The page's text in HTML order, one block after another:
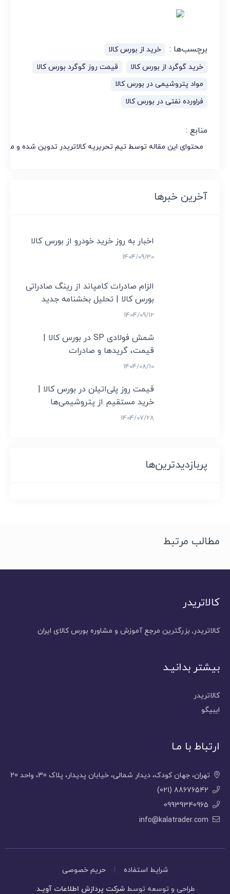
برچسب‌ها :
خرید از بورس کالا
خرید گوگرد از بورس کالا
قیمت روز گوگرد بورس کالا
مواد پتروشیمی در بورس کالا
فراورده نفتی در بورس کالا
منابع :
محتوای این مقاله توسط تیم تحریریه کالاتریدر تدوین شده و
آخرین خبرها
اخبار به روز خرید خودرو از بورس کالا
1404/09/30
تنظیم بازار
1404/09/12
قیمت، گریدها و صادرات
1404/08/10
خرید مستقیم از پتروشیمی‌ها
1404/07/28
پربازدیدترین‌ها
مطالب مرتبط
کالاتریدر
کالاتریدر, بزرگترین مرجع آموزش و مشاوره بورس کالای ایران
بیشتر بدانیـد
کالاتریدر
ایبیگو
ارتباط با مـا
تهران، جهان کودک، دیدار شمالی، خیابان پدیدار، پلاک 30، واحد 20
(021) 88676542
09939340965
info@kalatrader.com
حریم خصوصی
شرایط استفاده
طراحی و توسعه توسط شرکت پردازش اطلاعات آویـد.